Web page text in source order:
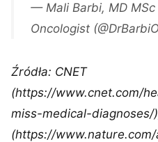
— Mali Barbi, MD MSc
Oncologist
Źródła: CNET
(https://www.cnet.com/
miss-medical-diagnoses/
(https://